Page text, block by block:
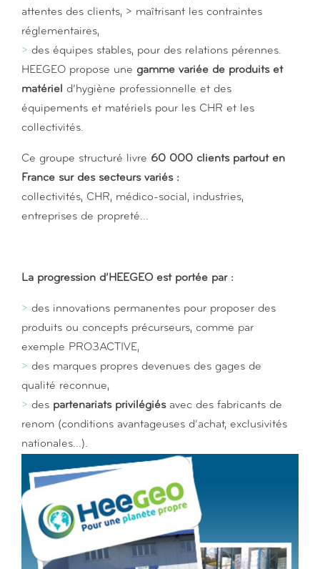
attentes des clients, > maîtrisant les contraintes
réglementaires,
> des équipes stables, pour des relations pérennes.
HEEGEO propose une gamme variée de produits et
matériel d’hygiène professionnelle et des
équipements et matériels pour les CHR et les
collectivités.
Ce groupe structuré livre 60 000 clients partout en
France sur des secteurs variés :
collectivités, CHR, médico-social, industries,
entreprises de propreté...
La progression d’HEEGEO est portée par :
> des innovations permanentes pour proposer des
produits ou concepts précurseurs, comme par
exemple PRO3ACTIVE,
> des marques propres devenues des gages de
qualité reconnue,
> des partenariats privilégiésavec des fabricants de
renom (conditions avantageuses d’achat, exclusivités
nationales...).